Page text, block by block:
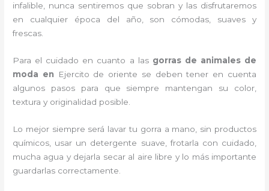
infalible, nunca sentiremos que sobran y las disfrutaremos
en cualquier época del año, son cómodas, suaves y
frescas.
Para el cuidado en cuanto a las gorras de animales de
moda en Ejercito de oriente se deben tener en cuenta
algunos pasos para que siempre mantengan su color,
textura y originalidad posible.
Lo mejor siempre será lavar tu gorra a mano, sin productos
químicos, usar un detergente suave, frotarla con cuidado,
mucha agua y dejarla secar al aire libre y lo más importante
guardarlas correctamente.